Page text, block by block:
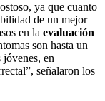
ya que cuanto
de un mejor
en la evaluación
son hasta un
en
señalaron los